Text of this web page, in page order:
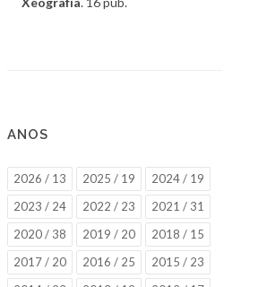
ANOS
2026 / 13 2025 / 19
2024 / 19
2023 / 24
2022 / 23
2021 / 31
2020 / 38
2019 / 20
2018 / 15
2017 / 20
2016 / 25
2015 / 23